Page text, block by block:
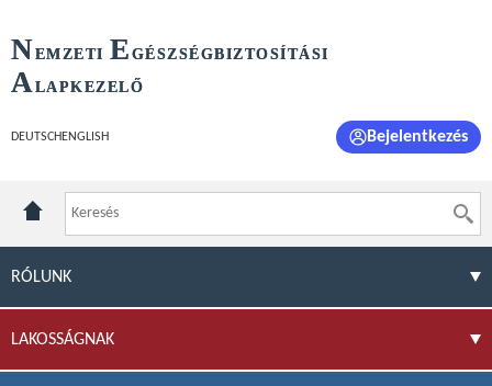
NEMZETI E GÉSZSÉGBIZTOSÍTÁSI
ALAPKEZELŐ
DEUTSCH ENGLISH Bejelentkezés
RÓLUNK
LAKOSSÁGNAK